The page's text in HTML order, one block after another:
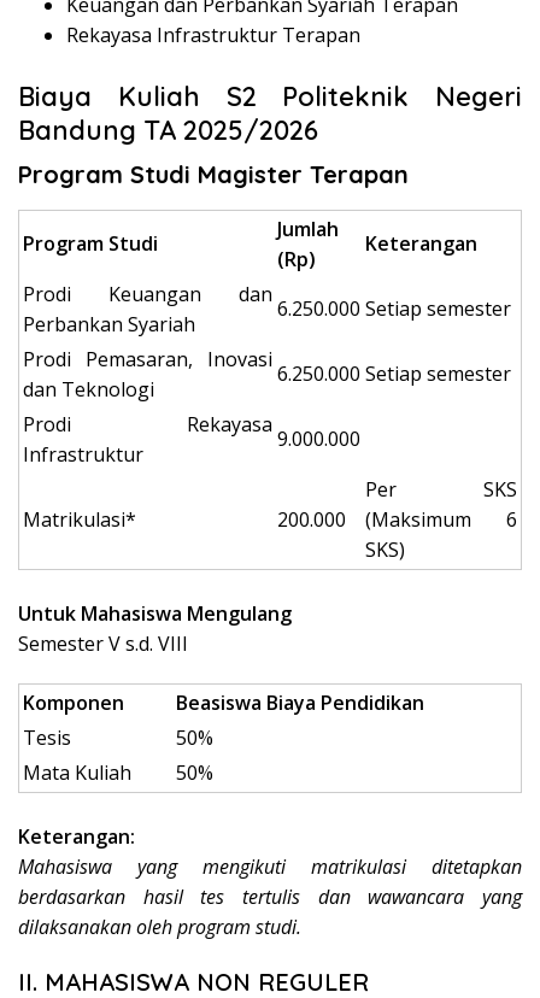
Rekayasa Infrastruktur Terapan
Biaya Kuliah S2 Politeknik Negeri
Bandung TA 2025/2026
Program Studi Magister Terapan
Program Studi
Jumlah
(Rp)
Keterangan
Prodi Keuangan dan
Perbankan Syariah
6.250.000 Setiap semester
Prodi Pemasaran, Inovasi
dan Teknologi
6.250.000 Setiap semester
Prodi Rekayasa
Infrastruktur
9.000.000
Matrikulasi* 200.000
Per SKS
(Maksimum 6
SKS)
Untuk Mahasiswa Mengulang
Semester V s.d. VIII
Komponen
Beasiswa Biaya Pendidikan
Tesis
50%
Mata Kuliah
50%
Keterangan:
Mahasiswa yang mengikuti matrikulasi ditetapkan
berdasarkan hasil tes tertulis dan wawancara yang
dilaksanakan oleh program studi.
II. MAHASISWA NON REGULER